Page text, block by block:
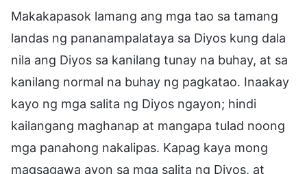
Makakapasok lamang ang mga tao sa tamang
landas ng pananampalataya sa Diyos kung dala
nila ang Diyos sa kanilang tunay na buhay, at sa
kanilang normal na buhay ng pagkatao. Inaakay
kayo ng mga salita ng Diyos ngayon; hindi
kailangang maghanap at mangapa tulad noong
mga panahong nakalipas. Kapag kaya mong
magsagawa ayon sa mga salita ng Diyos, at